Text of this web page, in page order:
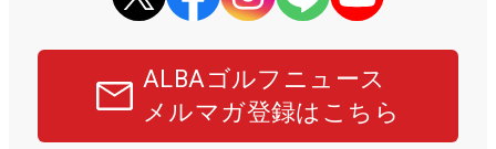
ALBAゴルフニュース
メルマガ登録はこちら